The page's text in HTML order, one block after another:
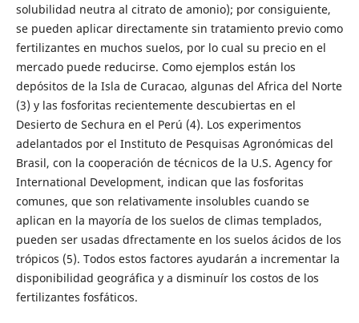
solubilidad neutra al citrato de amonio); por consiguiente,
se pueden aplicar directamente sin tratamiento previo como
fertilizantes en muchos suelos, por lo cual su precio en el
mercado puede reducirse. Como ejemplos están los
depósitos de la Isla de Curacao, algunas del Africa del Norte
(3) y las fosforitas recientemente descubiertas en el
Desierto de Sechura en el Perú (4). Los experimentos
adelantados por el Instituto de Pesquisas Agronómicas del
Brasil, con la cooperación de técnicos de la U.S. Agency for
International Development, indican que las fosforitas
comunes, que son relativamente insolubles cuando se
aplican en la mayoría de los suelos de climas templados,
pueden ser usadas dfrectamente en los suelos ácidos de los
trópicos (5). Todos estos factores ayudarán a incrementar la
disponibilidad geográfica y a disminuír los costos de los
fertilizantes fosfáticos.